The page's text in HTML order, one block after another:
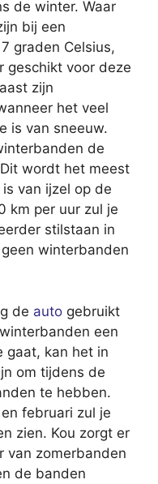
de winter. Waar
bij een
graden Celsius,
geschikt voor deze
zijn
het veel
is van sneeuw.
de
wordt het meest
van ijzel op de
km per uur zul je
stilstaan in
winterbanden
de auto gebruikt
een
gaat, kan het in
om tijdens de
te hebben.
februari zul je
zien. Kou zorgt er
van zomerbanden
de banden